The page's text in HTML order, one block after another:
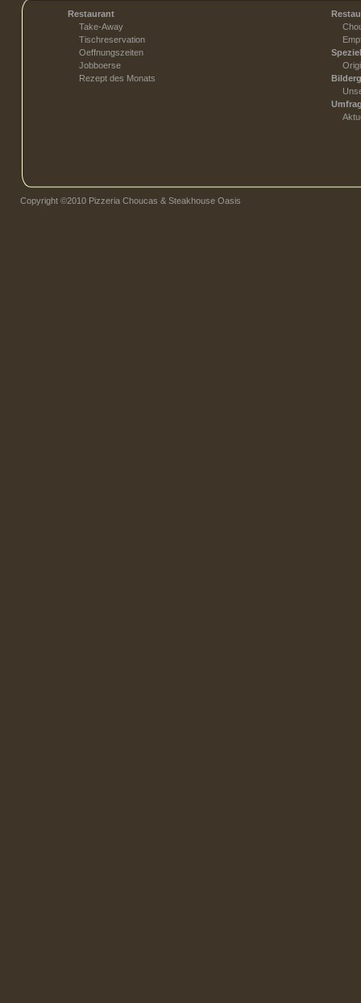
Copyright ©2010 Pizzeria Choucas & Steakhouse Oasis
Restaurant
Take-Away
Tischreservation
Oeffnungszeiten
Jobboerse
Rezept des Monats